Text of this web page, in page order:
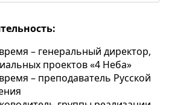
– генеральный директор,
проектов «4 Неба»
– преподаватель Русской